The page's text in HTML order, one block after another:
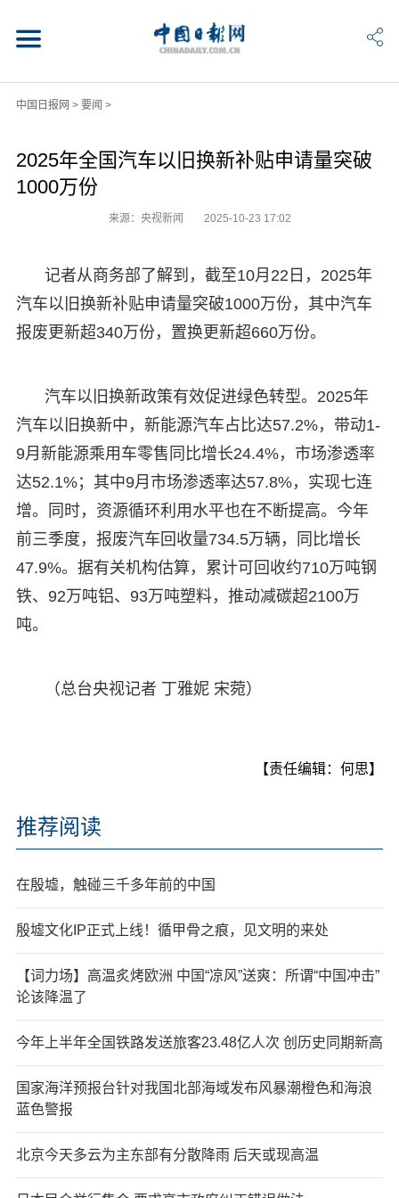
中国日报网 > 要闻 >
2025年全国汽车以旧换新补贴申请量突破
1000万份
来源：央视新闻 2025-10-23 17:02
记者从商务部了解到，截至10月22日，2025年
汽车以旧换新补贴申请量突破1000万份，其中汽车
报废更新超340万份，置换更新超660万份。
汽车以旧换新政策有效促进绿色转型。2025年
汽车以旧换新中，新能源汽车占比达57.2%，带动1-
9月新能源乘用车零售同比增长24.4%，市场渗透率
达52.1%；其中9月市场渗透率达57.8%，实现七连
增。同时，资源循环利用水平也在不断提高。今年
前三季度，报废汽车回收量734.5万辆，同比增长
47.9%。据有关机构估算，累计可回收约710万吨钢
铁、92万吨铝、93万吨塑料，推动减碳超2100万
吨。
（总台央视记者 丁雅妮 宋菀）
【责任编辑：何思】
推荐阅读
在殷墟，触碰三千多年前的中国
殷墟文化IP正式上线！循甲骨之痕，见文明的来处
【词力场】高温炙烤欧洲 中国“凉风”送爽：所谓“中国冲击”
论该降温了
今年上半年全国铁路发送旅客23.48亿人次 创历史同期新高
国家海洋预报台针对我国北部海域发布风暴潮橙色和海浪
蓝色警报
北京今天多云为主东部有分散降雨 后天或现高温